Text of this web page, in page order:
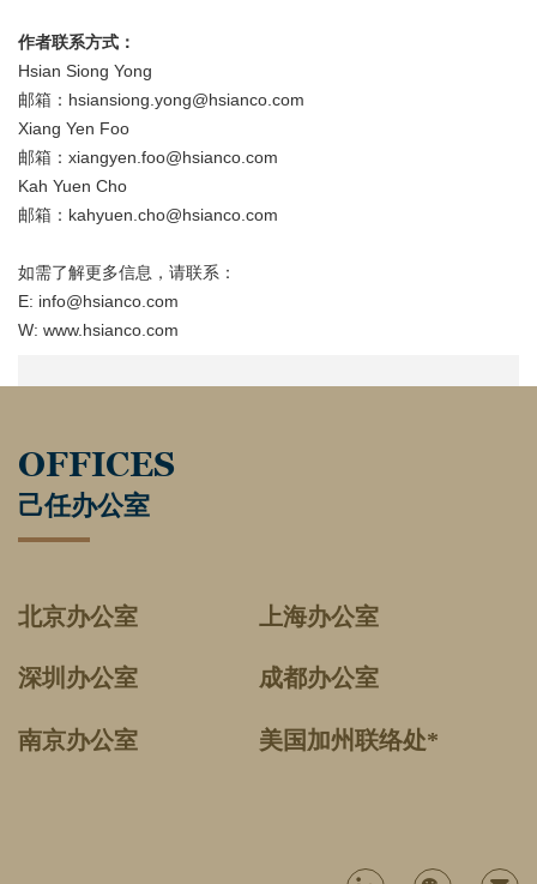
作者联系方式：
Hsian Siong Yong
邮箱：hsiansiong.yong@hsianco.com
Xiang Yen Foo
邮箱：xiangyen.foo@hsianco.com
Kah Yuen Cho
邮箱：kahyuen.cho@hsianco.com
如需了解更多信息，请联系：
E: info@hsianco.com
W: www.hsianco.com
OFFICES
己任办公室
北京办公室 上海办公室
深圳办公室 成都办公室
南京办公室 美国加州联络处*